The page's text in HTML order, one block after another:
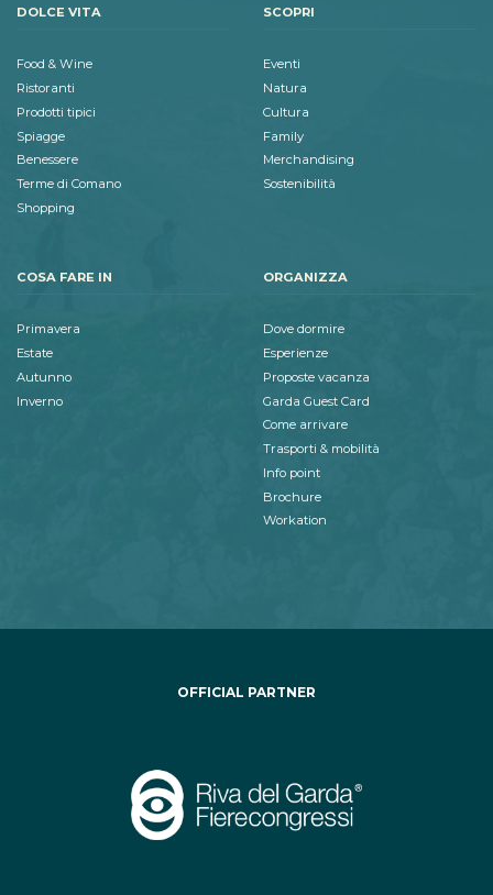
DOLCE VITA
Food & Wine
Ristoranti
Prodotti tipici
Spiagge
Benessere
Terme di Comano
Shopping
SCOPRI
Eventi
Natura
Cultura
Family
Merchandising
Sostenibilità
COSA FARE IN
Primavera
Estate
Autunno
Inverno
ORGANIZZA
Dove dormire
Esperienze
Proposte vacanza
Garda Guest Card
Come arrivare
Trasporti & mobilità
Info point
Brochure
Workation
OFFICIAL PARTNER